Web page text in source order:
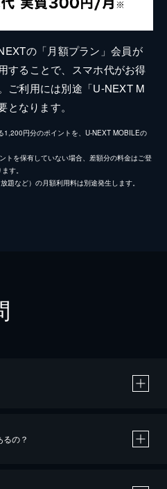
の「月額プラン」会員が
することで、スマホ代がお得
ご利用には別途「U-NEXT M
なります。
1,200円分のポイントを、U-NEXT MOBILEの
トを保有していない場合、差額分の料金はご登
す。
題など）の月額利用料は別途発生します。
の？